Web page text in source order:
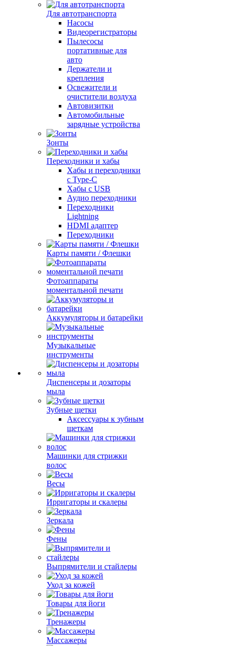
Для автотранспорта
Насосы
Видеорегистраторы
Пылесосы
портативные для
авто
Держатели и
крепления
Освежители и
очистители воздуха
Автовизитки
Автомобильные
зарядные устройства
Зонты
Переходники и хабы
Хабы и переходники
с Type-C
Хабы с USB
Аудио переходники
Переходники
Lightning
HDMI адаптер
Переходники
Карты памяти / Флешки
Фотоаппараты
моментальной печати
Аккумуляторы и батарейки
Музыкальные
инструменты
Диспенсеры и дозаторы
мыла
Зубные щетки
Аксессуары к зубным
щеткам
Машинки для стрижки
волос
Весы
Ирригаторы и скалеры
Зеркала
Фены
Выпрямители и стайлеры
Уход за кожей
Товары для йоги
Тренажеры
Массажеры